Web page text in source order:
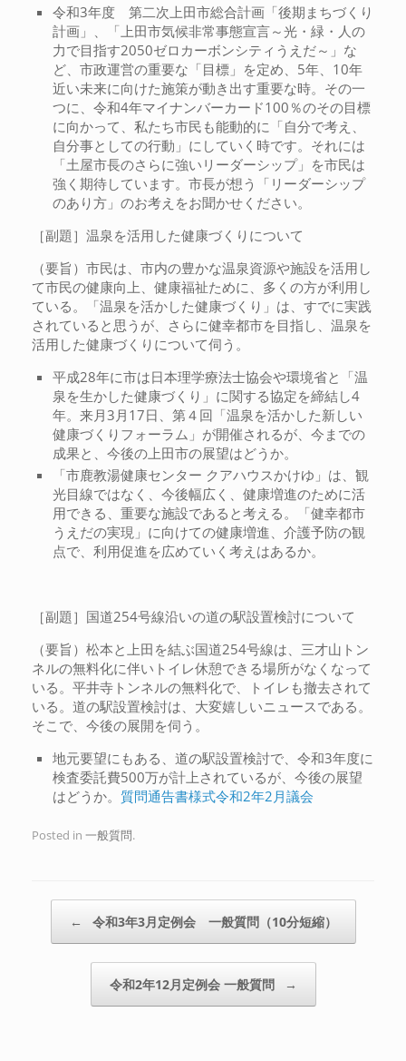
令和3年度 第二次上田市総合計画「後期まちづくり
計画」、「上田市気候非常事態宣言～光・緑・人の
力で目指す2050ゼロカーボンシティうえだ～」な
ど、市政運営の重要な「目標」を定め、5年、10年
近い未来に向けた施策が動き出す重要な時。その一
つに、令和4年マイナンバーカード100％のその目標
に向かって、私たち市民も能動的に「自分で考え、
自分事としての行動」にしていく時です。それには
「土屋市長のさらに強いリーダーシップ」を市民は
強く期待しています。市長が想う「リーダーシップ
のあり方」のお考えをお聞かせください。
［副題］温泉を活用した健康づくりについて
（要旨）市民は、市内の豊かな温泉資源や施設を活用し
て市民の健康向上、健康福祉ために、多くの方が利用し
ている。「温泉を活かした健康づくり」は、すでに実践
されていると思うが、さらに健幸都市を目指し、温泉を
活用した健康づくりについて伺う。
平成28年に市は日本理学療法士協会や環境省と「温
泉を生かした健康づくり」に関する協定を締結し4
年。来月3月17日、第４回「温泉を活かした新しい
健康づくりフォーラム」が開催されるが、今までの
成果と、今後の上田市の展望はどうか。
「市鹿教湯健康センター クアハウスかけゆ」は、観
光目線ではなく、今後幅広く、健康増進のために活
用できる、重要な施設であると考える。「健幸都市
うえだの実現」に向けての健康増進、介護予防の観
点で、利用促進を広めていく考えはあるか。
［副題］国道254号線沿いの道の駅設置検討について
（要旨）松本と上田を結ぶ国道254号線は、三才山トン
ネルの無料化に伴いトイレ休憩できる場所がなくなって
いる。平井寺トンネルの無料化で、トイレも撤去されて
いる。道の駅設置検討は、大変嬉しいニュースである。
そこで、今後の展開を伺う。
地元要望にもある、道の駅設置検討で、令和3年度に
検査委託費500万が計上されているが、今後の展望
はどうか。 質問通告書様式令和2年2月議会
Posted in 一般質問.
Post navigation
← 令和3年3月定例会 一般質問（10分短縮）
令和2年12月定例会 一般質問 →